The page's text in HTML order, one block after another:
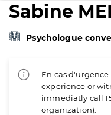
Sabine
Psychologue
En cas d'urgence
experience or
immediatly call
organization).